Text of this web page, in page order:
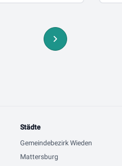
Städte
Gemeindebezirk Wieden
Mattersburg